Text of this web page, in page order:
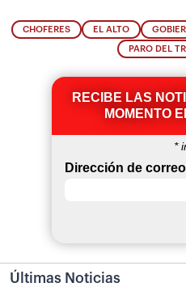
CHOFERES EL ALTO
PARO DEL
RECIBE LAS
MOMENTO
*
Dirección de
Últimas Noticias